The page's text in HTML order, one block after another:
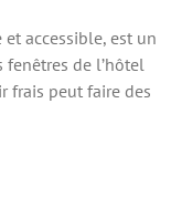
accessible, est un
de l’hôtel
frais peut faire des